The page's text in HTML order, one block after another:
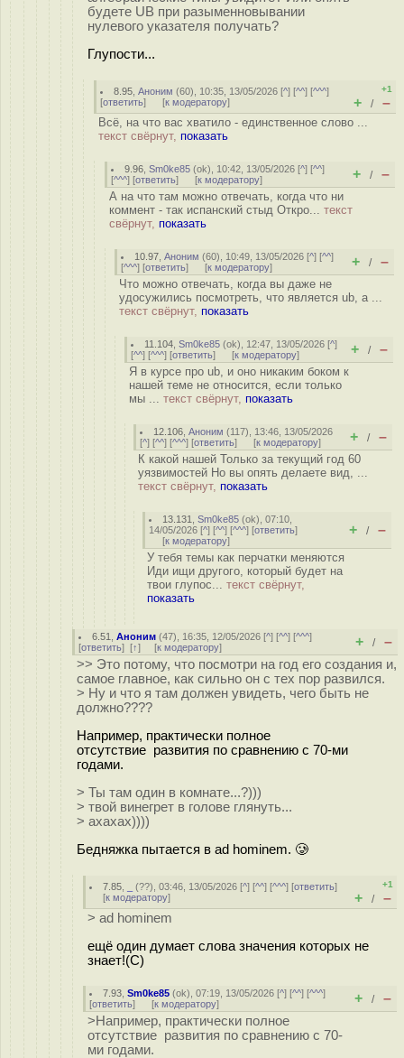
будете UB при разыменновывании
нулевого указателя получать?
Глупости...
8.95 ,Аноним (60), 10:35, 13/05/2026 [^] [^^] [^^^]
[ответить] [к модератору]
+1
+ / –
Всё, на что вас хватило - единственное слово ...
текст свёрнут, показать
9.96 ,Sm0ke85 (ok), 10:42, 13/05/2026 [^] [^^]
[^^^] [ответить] [к модератору] + / –
А на что там можно отвечать, когда что ни
коммент - так испанский стыд Откро... текст
свёрнут, показать
10.97 ,Аноним (60), 10:49, 13/05/2026 [^] [^^]
[^^^] [ответить] [к модератору] + / –
Что можно отвечать, когда вы даже не
удосужились посмотреть, что является ub, а ...
текст свёрнут, показать
11.104 ,Sm0ke85 (ok), 12:47, 13/05/2026 [^]
[^^] [^^^] [ответить] [к модератору] + / –
Я в курсе про ub, и оно никаким боком к
нашей теме не относится, если только
мы ... текст свёрнут, показать
12.106 ,Аноним (117), 13:46, 13/05/2026
[^] [^^] [^^^] [ответить] [к модератору] + / –
К какой нашей Только за текущий год 60
уязвимостей Но вы опять делаете вид, ...
текст свёрнут, показать
13.131 ,Sm0ke85 (ok), 07:10,
14/05/2026 [^] [^^] [^^^] [ответить]
[к модератору]
+ / –
У тебя темы как перчатки меняются
Иди ищи другого, который будет на
твои глупос... текст свёрнут,
показать
6.51 ,Аноним (47), 16:35, 12/05/2026 [^] [^^] [^^^]
[ответить] [↑] [к модератору] + / –
>> Это потому, что посмотри на год его создания и,
самое главное, как сильно он с тех пор развился.
> Ну и что я там должен увидеть, чего быть не
должно????
Например, практически полное
отсутствие развития по сравнению с 70-ми
годами.
> Ты там один в комнате...?)))
> твой винегрет в голове глянуть...
> ахахах))))
Бедняжка пытается в ad hominem. 🥲
7.85 (??), 03:46, 13/05/2026 [^] [^^] [^^^] [ответить]
[к модератору]
+1
+ / –
> ad hominem
ещё один думает слова значения которых не
знает!(С)
7.93 ,Sm0ke85 (ok), 07:19, 13/05/2026 [^] [^^] [^^^]
[ответить] [к модератору] + / –
>Например, практически полное
отсутствие развития по сравнению с 70-
ми годами.